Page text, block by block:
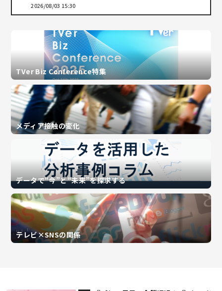
2026/08/03 15:30
TVer Biz Conference特集
メディア接触の変化
データで“今”と“未来”を探求する
テレビ×SNSの関係